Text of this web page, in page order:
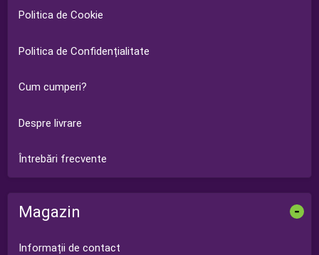
Politica de Cookie
Politica de Confidențialitate
Cum cumperi?
Despre livrare
Întrebări frecvente
Magazin -
Informații de contact